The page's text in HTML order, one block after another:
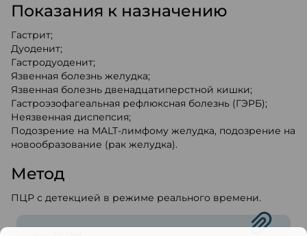
Показания к назначению
Гастрит;
Дуоденит;
Гастродуоденит;
Язвенная болезнь желудка;
Язвенная болезнь двенадцатиперстной кишки;
Гастроэзофагеальная рефлюксная болезнь (ГЭРБ);
Неязвенная диспепсия;
Подозрение на MALT-лимфому желудка, подозрение на
новообразование (рак желудка).
Метод
ПЦР с детекцией в режиме реального времени.